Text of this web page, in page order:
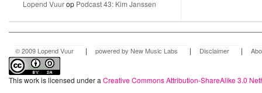
Lopend Vuurop Podcast 43: Kim Janssen
© 2009 Lopend Vuur | powered by New Music Labs | Disclaimer |
This work is licensed under a Creative Commons Attribution-ShareAlike 3.0